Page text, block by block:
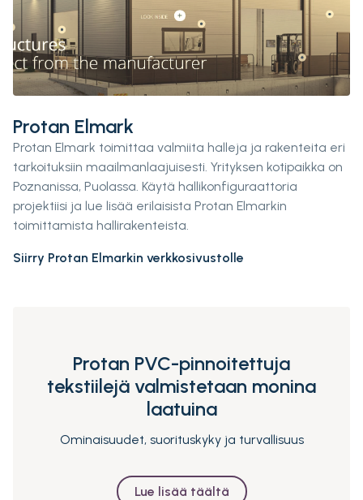
Protan Elmark
Protan Elmark toimittaa valmiita halleja ja rakenteita eri
tarkoituksiin maailmanlaajuisesti. Yrityksen kotipaikka on
Poznanissa, Puolassa. Käytä hallikonfiguraattoria
projektiisi ja lue lisää erilaisista Protan Elmarkin
toimittamista hallirakenteista.
Siirry Protan Elmarkin verkkosivustolle
Protan PVC-pinnoitettuja
tekstiilejä valmistetaan monina
laatuina
Ominaisuudet, suorituskyky ja turvallisuus
Lue lisää täältä